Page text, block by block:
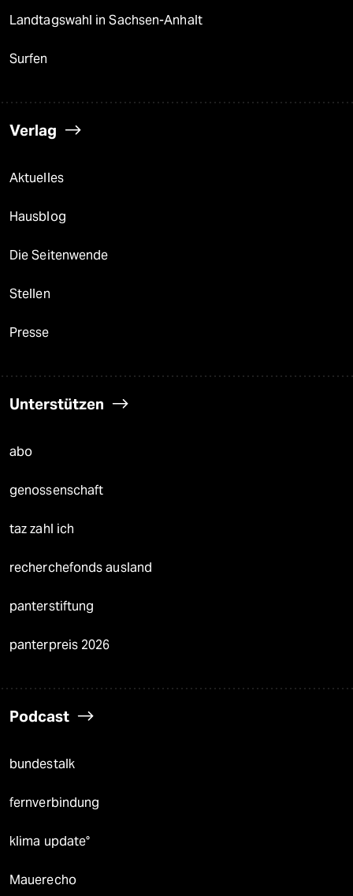
Landtagswahl in Sachsen-Anhalt
Surfen
Verlag
Aktuelles
Hausblog
Die Seitenwende
Stellen
Presse
Unterstützen
abo
genossenschaft
taz zahl ich
recherchefonds ausland
panterstiftung
panterpreis 2026
Podcast
bundestalk
fernverbindung
klima update°
Mauerecho